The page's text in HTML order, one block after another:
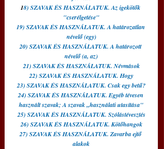
18) SZAVAK ÉS HASZNÁLATUK. Az igekötők
"cserélgetése"
19) SZAVAK ÉS HASZNÁLATUK. A határozatlan
névelő (egy)
20) SZAVAK ÉS HASZNÁLATUK. A határozott
névelő (a, az)
21) SZAVAK ÉS HASZNÁLATUK. Névmások
22) SZAVAK ÉS HASZNÁLATUK. Hogy
23) SZAVAK ÉS HASZNÁLATUK. Csak egy betű?
24) SZAVAK ÉS HASZNÁLATUK. Egyéb tévesen
használt szavak; A szavak „használati utasítása"
25) SZAVAK ÉS HASZNÁLATUK. Szólástévesztés
26) SZAVAK ÉS HASZNÁLATUK. Kötőhangok
27) SZAVAK ÉS HASZNÁLATUK. Zavarba ejtő
alakok